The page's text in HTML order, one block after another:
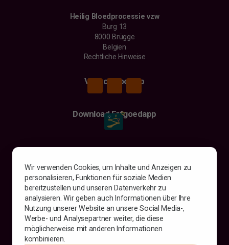
Wir verwenden Cookies, um Inhalte und Anzeigen zu
personalisieren, Funktionen für soziale Medien
bereitzustellen und unseren Datenverkehr zu
analysieren. Wir geben auch Informationen über Ihre
Nutzung unserer Website an unsere Social Media-,
Werbe- und Analysepartner weiter, die diese
möglicherweise mit anderen Informationen
kombinieren.
Heilig Bloedprocessie vzw
Burg 13
8000 Brügge
Belgien
Rechtliche Hinweise
Vind ons ook op
Download Erfgoedapp
Presse und Medien
Mitarbeiter oder Kandidat
Evenement
Programm
Praktische Informationen